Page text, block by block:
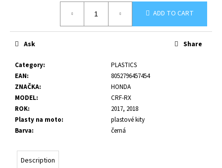
ADD TO CART
Category:
PLASTICS
EAN:
8052796457454
ZNAČKA:
HONDA
MODEL:
CRF-RX
ROK:
2017, 2018
Plasty na moto:
plastové kity
Barva: černá
Ask Share
Description
e
o
m
m
n
d